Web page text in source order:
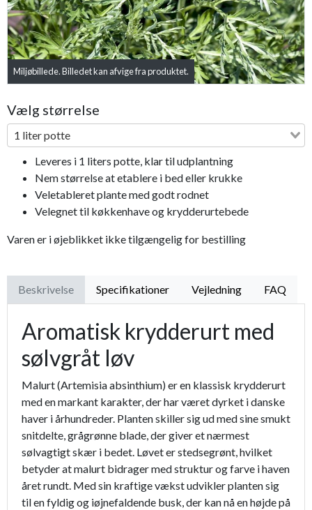
Miljøbillede. Billedet kan afvige fra produktet.
Vælg størrelse
1 liter potte
Leveres i 1 liters potte, klar til udplantning
Nem størrelse at etablere i bed eller krukke
Veletableret plante med godt rodnet
Velegnet til køkkenhave og krydderurtebede
Varen er i øjeblikket ikke tilgængelig for bestilling
Beskrivelse Specifikationer Vejledning FAQ
Aromatisk krydderurt med
sølvgråt løv
Malurt (Artemisia absinthium) er en klassisk krydderurt
med en markant karakter, der har været dyrket i danske
haver i århundreder. Planten skiller sig ud med sine smukt
snitdelte, grågrønne blade, der giver et nærmest
sølvagtigt skær i bedet. Løvet er stedsegrønt, hvilket
betyder at malurt bidrager med struktur og farve i haven
året rundt. Med sin kraftige vækst udvikler planten sig
til en fyldig og iøjnefaldende busk, der kan nå en højde på